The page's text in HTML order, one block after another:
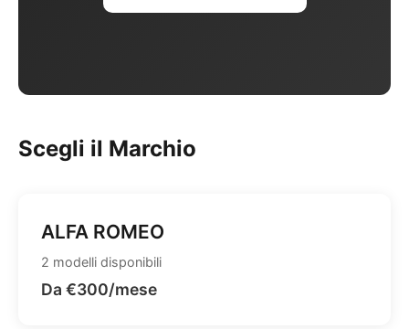
Scegli il Marchio
ALFA ROMEO
2 modelli disponibili
Da €300/mese